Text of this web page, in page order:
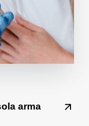
arma